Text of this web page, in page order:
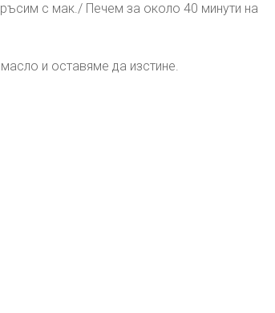
с мак./ Печем за около 40 минути на
и оставяме да изстине.